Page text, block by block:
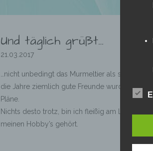
Und täglich grüßt…
21.03.2017
…nicht unbedingt das Murmeltier als solches,
die Jahre ziemlich gute Freunde wurden,
Pläne.
Nichts desto trotz, bin ich fleißig am Lesen,
meinen Hobby’s gehört.